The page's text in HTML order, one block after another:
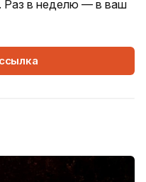
Раз в неделю — в ваш